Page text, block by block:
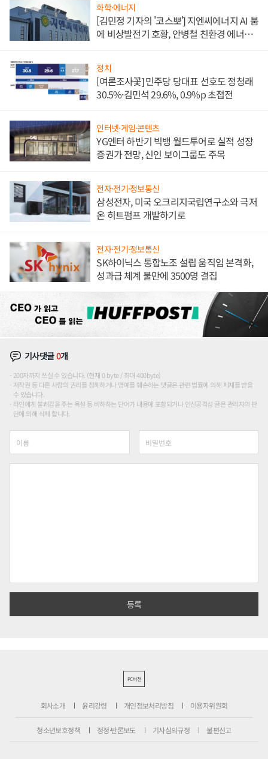
화학·에너지
[김민정 기자의 '코스뽀'] 지엔씨에너지 AI 붐
에 비상발전기 호황, 안병철 친환경 에너지
정치
[여론조사꽃] 민주당 당대표 선호도 정청래
30.5%·김민석 29.6%, 0.9%p 초접전
인터넷·게임·콘텐츠
YG엔터 하반기 빅뱅 월드투어로 실적 성장
증권가 전망, 신인 보이그룹도 주목
전자·전기·정보통신
삼성전자, 미국 오크리지국립연구소와 극저
온 히트펌프 개발하기로
전자·전기·정보통신
SK하이닉스 통합노조 설립 움직임 본격화,
성과급 체계 불만에 3500명 결집
기사댓글0개
200자까지 쓰실 수 있습니다. (현재 0 byte / 최대 400byte)
저작권 등 다른 사람의 권리를 침해하거나 명예를 훼손하는 댓글은 관련 법률에 의해 제재를 받을
수 있습니다.
타인에게 불쾌감을 주는 욕설 등 비하하는 단어가 내용에 포함되거나 인신공격성 글은 관리자의 판
단에 의해 삭제 합니다.
PC버전
회사소개 윤리강령 개인정보처리방침 이용자위원회
청소년보호정책 정정·반론보도 기사심의규정 불편신고